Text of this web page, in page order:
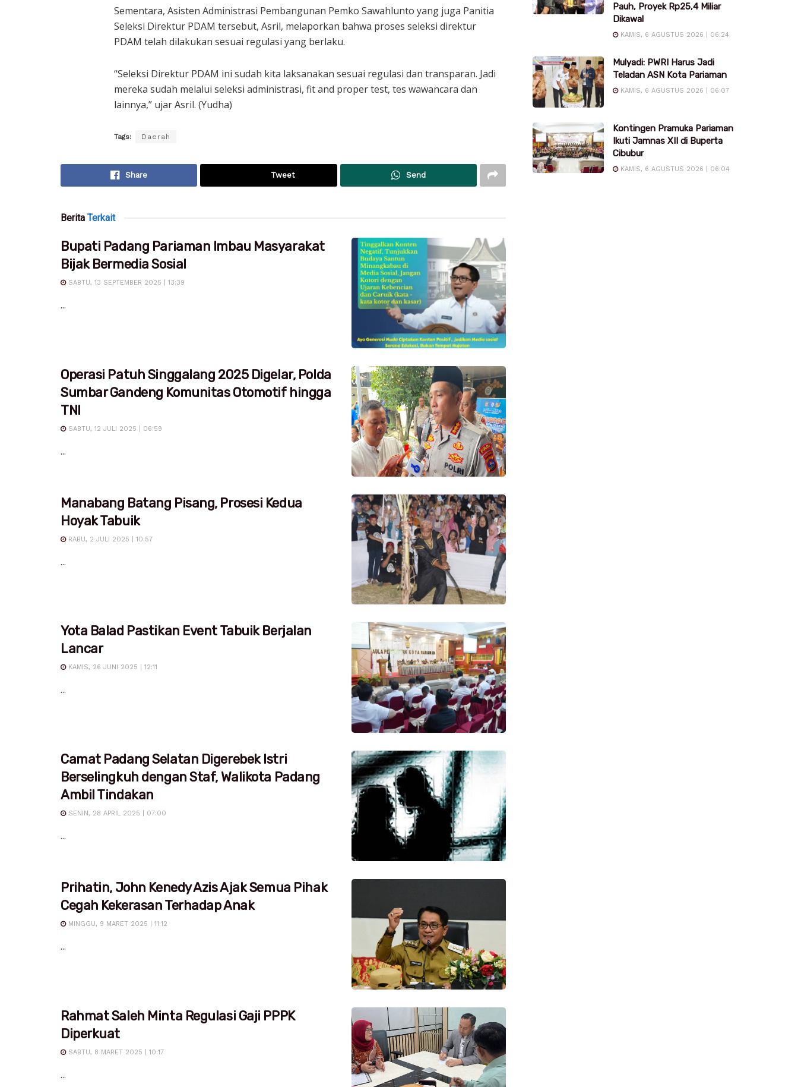
Sementara, Asisten Administrasi Pembangunan Pemko Sawahlunto yang juga Panitia
Seleksi Direktur PDAM tersebut, Asril, melaporkan bahwa proses seleksi direktur
PDAM telah dilakukan sesuai regulasi yang berlaku.
“Seleksi Direktur PDAM ini sudah kita laksanakan sesuai regulasi dan transparan. Jadi
mereka sudah melalui seleksi administrasi, fit and proper test, tes wawancara dan
lainnya,” ujar Asril. (Yudha)
Tags: Daerah
Share Tweet Send
Berita Terkait
Bupati Padang Pariaman Imbau Masyarakat
Bijak Bermedia Sosial
SABTU, 13 SEPTEMBER 2025 | 13:39
...
Operasi Patuh Singgalang 2025 Digelar, Polda
Sumbar Gandeng Komunitas Otomotif hingga
TNI
SABTU, 12 JULI 2025 | 06:59
...
Manabang Batang Pisang, Prosesi Kedua
Hoyak Tabuik
RABU, 2 JULI 2025 | 10:57
...
Yota Balad Pastikan Event Tabuik Berjalan
Lancar
KAMIS, 26 JUNI 2025 | 12:11
...
Camat Padang Selatan Digerebek Istri
Berselingkuh dengan Staf, Walikota Padang
Ambil Tindakan
SENIN, 28 APRIL 2025 | 07:00
...
Prihatin, John Kenedy Azis Ajak Semua Pihak
Cegah Kekerasan Terhadap Anak
MINGGU, 9 MARET 2025 | 11:12
...
Rahmat Saleh Minta Regulasi Gaji PPPK
Diperkuat
SABTU, 8 MARET 2025 | 10:17
...
Pauh, Proyek Rp25,4 Miliar
Dikawal
KAMIS, 6 AGUSTUS 2026 | 06:24
Mulyadi: PWRI Harus Jadi
Teladan ASN Kota Pariaman
KAMIS, 6 AGUSTUS 2026 | 06:07
Kontingen Pramuka Pariaman
Ikuti Jamnas XII di Buperta
Cibubur
KAMIS, 6 AGUSTUS 2026 | 06:04